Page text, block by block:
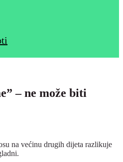
– ne može biti
na većinu drugih dijeta razlikuje